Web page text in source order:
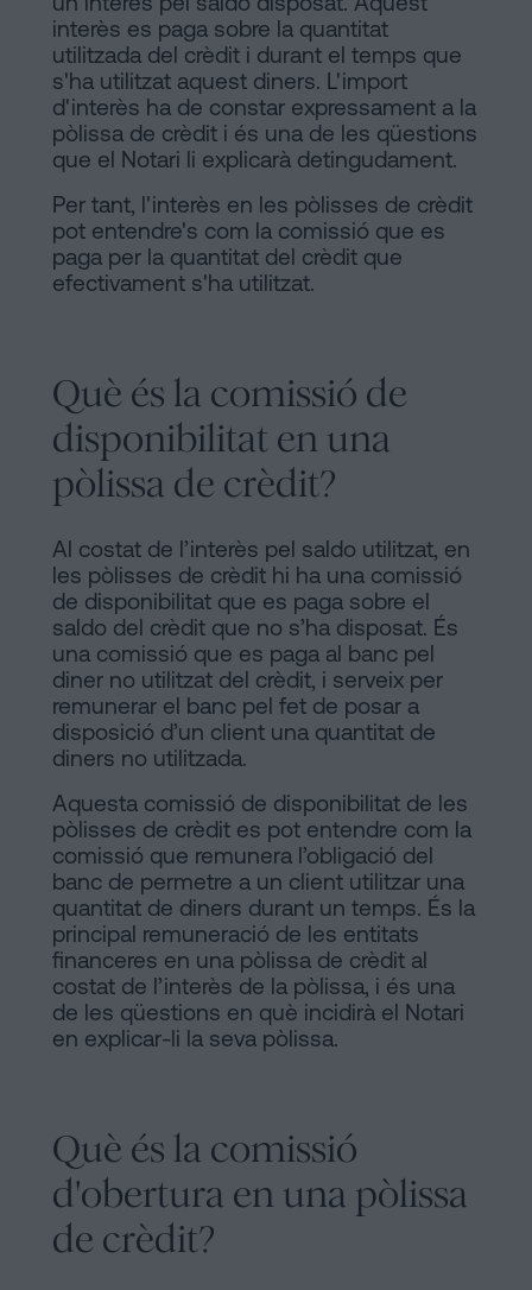
interès es paga sobre la quantitat
utilitzada del crèdit i durant el temps que
s'ha utilitzat aquest diners. L'import
d'interès ha de constar expressament a la
pòlissa de crèdit i és una de les qüestions
que el Notari li explicarà detingudament.
Per tant, l'interès en les pòlisses de crèdit
pot entendre's com la comissió que es
paga per la quantitat del crèdit que
efectivament s'ha utilitzat.
Què és la comissió de
disponibilitat en una
pòlissa de crèdit?
Al costat de l’interès pel saldo utilitzat, en
les pòlisses de crèdit hi ha una comissió
de disponibilitat que es paga sobre el
saldo del crèdit que no s’ha disposat. És
una comissió que es paga al banc pel
diner no utilitzat del crèdit, i serveix per
remunerar el banc pel fet de posar a
disposició d’un client una quantitat de
diners no utilitzada.
Aquesta comissió de disponibilitat de les
pòlisses de crèdit es pot entendre com la
comissió que remunera l’obligació del
banc de permetre a un client utilitzar una
quantitat de diners durant un temps. És la
principal remuneració de les entitats
financeres en una pòlissa de crèdit al
costat de l’interès de la pòlissa, i és una
de les qüestions en què incidirà el Notari
en explicar-li la seva pòlissa.
Què és la comissió
d'obertura en una pòlissa
de crèdit?